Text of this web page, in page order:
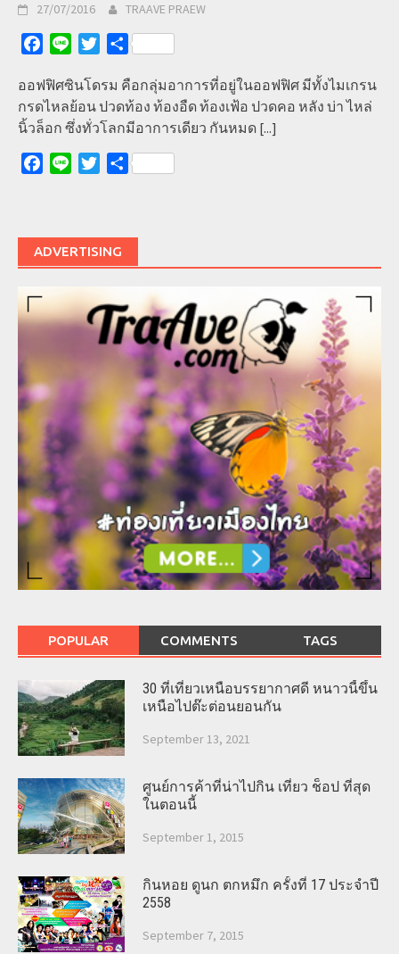
27/07/2016 TRAAVE PRAEW
Facebook
Line TwitterShare
ออฟฟิศซินโดรม คือกลุ่มอาการที่อยู่ในออฟฟิศ มีทั้งไมเกรน
กรดไหลย้อน ปวดท้อง ท้องอืด ท้องเฟ้อ ปวดคอ หลัง บ่า ไหล่
นิ้วล็อก ซึ่งทั่วโลกมีอาการเดียว กันหมด [...]
Facebook
Line TwitterShare
ADVERTISING
POPULAR COMMENTS TAGS
30 ที่เที่ยวเหนือบรรยากาศดี หนาวนี้ขึ้น
เหนือไปต๊ะต่อนยอนกัน
September 13, 2021
ศูนย์การค้าที่น่าไปกิน เที่ยว ช็อป ที่สุด
ในตอนนี้
September 1, 2015
กินหอย ดูนก ตกหมึก ครั้งที่ 17 ประจำปี
2558
September 7, 2015